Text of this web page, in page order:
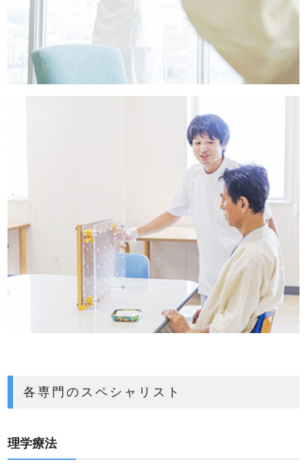
各専門のスペシャリスト
理学療法